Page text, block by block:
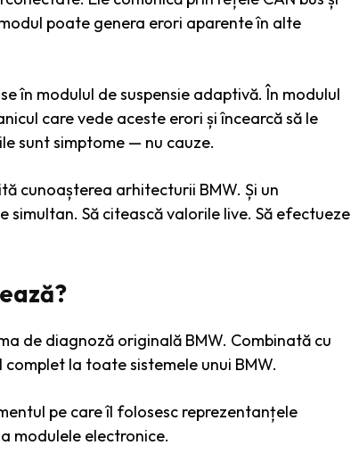
poate genera erori aparente în alte
în modulul de suspensie adaptivă. În modulul
care vede aceste erori și încearcă să le
sunt simptome — nu cauze.
cunoașterea arhitecturii BMW. Și un
Să citească valorile live. Să efectueze
de diagnoză originală BMW. Combinată cu
la toate sistemele unui BMW.
pe care îl folosesc reprezentanțele
modulele electronice.